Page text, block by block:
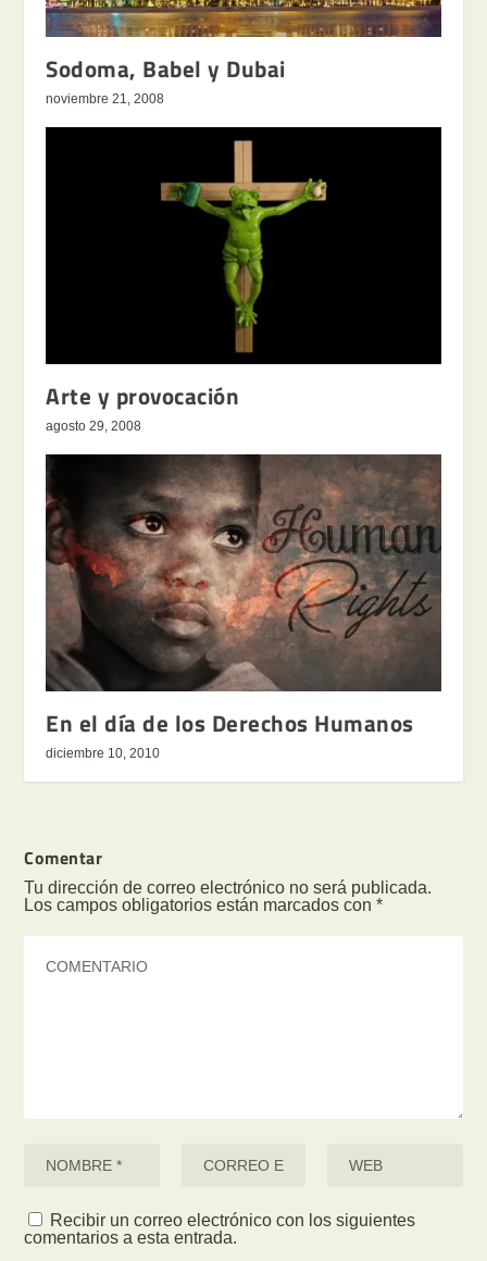
Sodoma, Babel y Dubai
noviembre 21, 2008
Arte y provocación
agosto 29, 2008
En el día de los Derechos Humanos
diciembre 10, 2010
Comentar
Tu dirección de correo electrónico no será publicada.
Los campos obligatorios están marcados con*
Recibir un correo electrónico con los siguientes
comentarios a esta entrada.